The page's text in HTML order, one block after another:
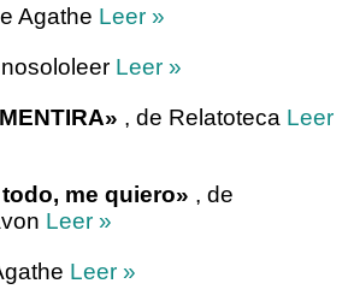
Agathe Leer »
Leer »
, de Relatoteca Leer
me quiero» , de
Leer »
Leer »